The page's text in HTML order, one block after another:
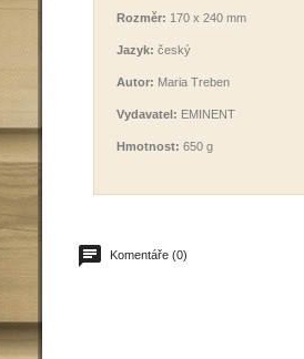
Rozměr: 170 x 240 mm
Jazyk: český
Autor: Maria Treben
Vydavatel: EMINENT
Hmotnost: 650 g
Komentáře (0)